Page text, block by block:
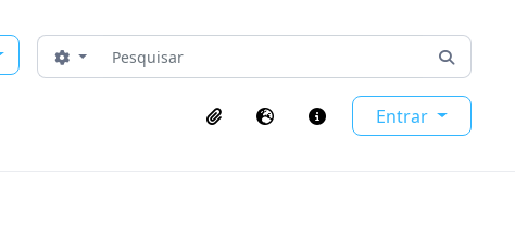
Pesquisar
Opções de busca
Área de transferência
Idioma Ligações rápidas
Entrar